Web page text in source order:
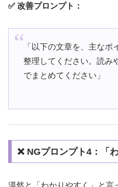
✅ 改善プロンプト：
「以下の文章を、主なポ
整理してください。読み
でまとめてください」
❌ NGプロンプト4：「
漠然と「わかりやすく」と言